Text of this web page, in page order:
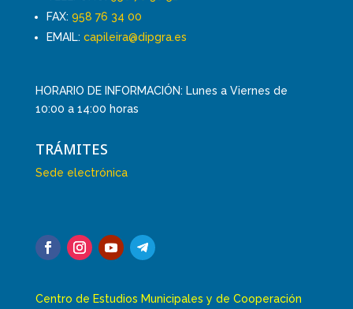
FAX: 958 76 34 00
EMAIL: capileira@dipgra.es
HORARIO DE INFORMACIÓN: Lunes a Viernes de
10:00 a 14:00 horas
TRÁMITES
Sede electrónica
Centro de Estudios Municipales y de Cooperación